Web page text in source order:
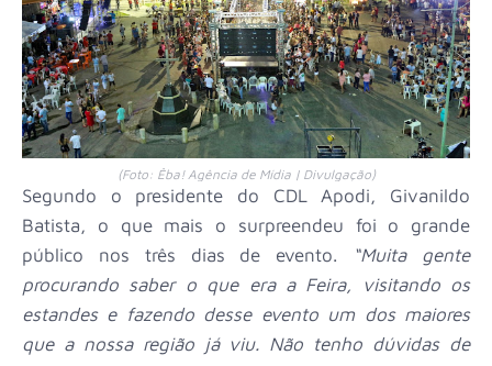
(Foto: Êba! Agência de Mídia | Divulgação)
Segundo o presidente do CDL Apodi, Givanildo
Batista, o que mais o surpreendeu foi o grande
público nos três dias de evento.
“Muita gente
procurando saber o que era a Feira, visitando os
estandes e fazendo desse evento um dos maiores
que a nossa região já viu. Não tenho dúvidas de